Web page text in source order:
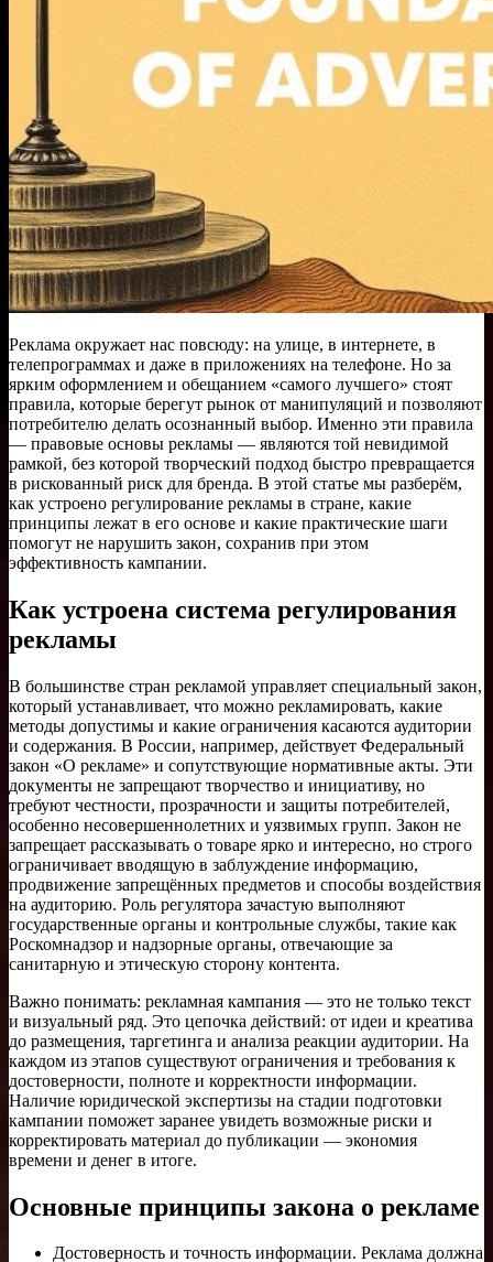
Реклама окружает нас повсюду: на улице, в интернете, в
телепрограммах и даже в приложениях на телефоне. Но за
ярким оформлением и обещанием «самого лучшего» стоят
правила, которые берегут рынок от манипуляций и позволяют
потребителю делать осознанный выбор. Именно эти правила
— правовые основы рекламы — являются той невидимой
рамкой, без которой творческий подход быстро превращается
в рискованный риск для бренда. В этой статье мы разберём,
как устроено регулирование рекламы в стране, какие
принципы лежат в его основе и какие практические шаги
помогут не нарушить закон, сохранив при этом
эффективность кампании.
Как устроена система регулирования
рекламы
В большинстве стран рекламой управляет специальный закон,
который устанавливает, что можно рекламировать, какие
методы допустимы и какие ограничения касаются аудитории
и содержания. В России, например, действует Федеральный
закон «О рекламе» и сопутствующие нормативные акты. Эти
документы не запрещают творчество и инициативу, но
требуют честности, прозрачности и защиты потребителей,
особенно несовершеннолетних и уязвимых групп. Закон не
запрещает рассказывать о товаре ярко и интересно, но строго
ограничивает вводящую в заблуждение информацию,
продвижение запрещённых предметов и способы воздействия
на аудиторию. Роль регулятора зачастую выполняют
государственные органы и контрольные службы, такие как
Роскомнадзор и надзорные органы, отвечающие за
санитарную и этическую сторону контента.
Важно понимать: рекламная кампания — это не только текст
и визуальный ряд. Это цепочка действий: от идеи и креатива
до размещения, таргетинга и анализа реакции аудитории. На
каждом из этапов существуют ограничения и требования к
достоверности, полноте и корректности информации.
Наличие юридической экспертизы на стадии подготовки
кампании поможет заранее увидеть возможные риски и
корректировать материал до публикации — экономия
времени и денег в итоге.
Основные принципы закона о рекламе
Достоверность и точность информации. Реклама должна